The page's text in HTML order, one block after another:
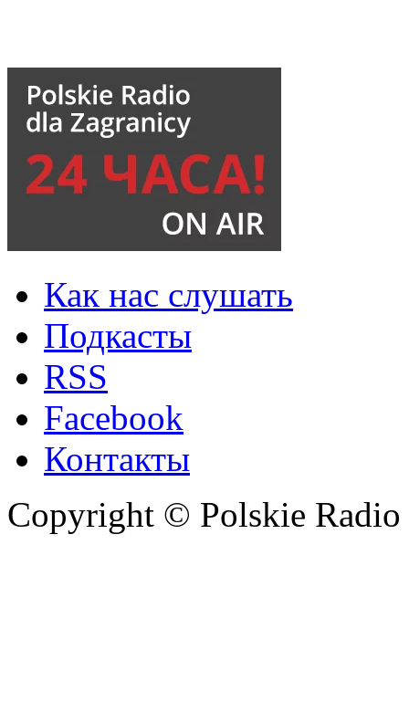
Как нас слушать
Подкасты
RSS
Facebook
Контакты
Copyright © Polskie